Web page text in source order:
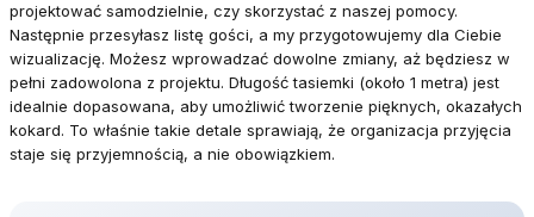
projektować samodzielnie, czy skorzystać z naszej pomocy.
Następnie przesyłasz listę gości, a my przygotowujemy dla Ciebie
wizualizację. Możesz wprowadzać dowolne zmiany, aż będziesz w
pełni zadowolona z projektu. Długość tasiemki (około 1 metra) jest
idealnie dopasowana, aby umożliwić tworzenie pięknych, okazałych
kokard. To właśnie takie detale sprawiają, że organizacja przyjęcia
staje się przyjemnością, a nie obowiązkiem.